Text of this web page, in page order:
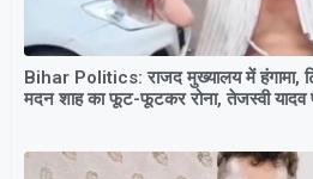
Bihar Politics: राजद मुख्यालय में हंगामा,
मदन शाह का फूट-फूटकर रोना, तेजस्वी यादव